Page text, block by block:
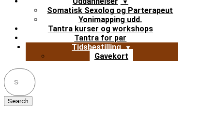
Somatisk Sexolog og Parterapeut
Yonimapping udd.
Tantra kurser og workshops
Tantra for par
Tidsbestilling
Gavekort
Search
for: